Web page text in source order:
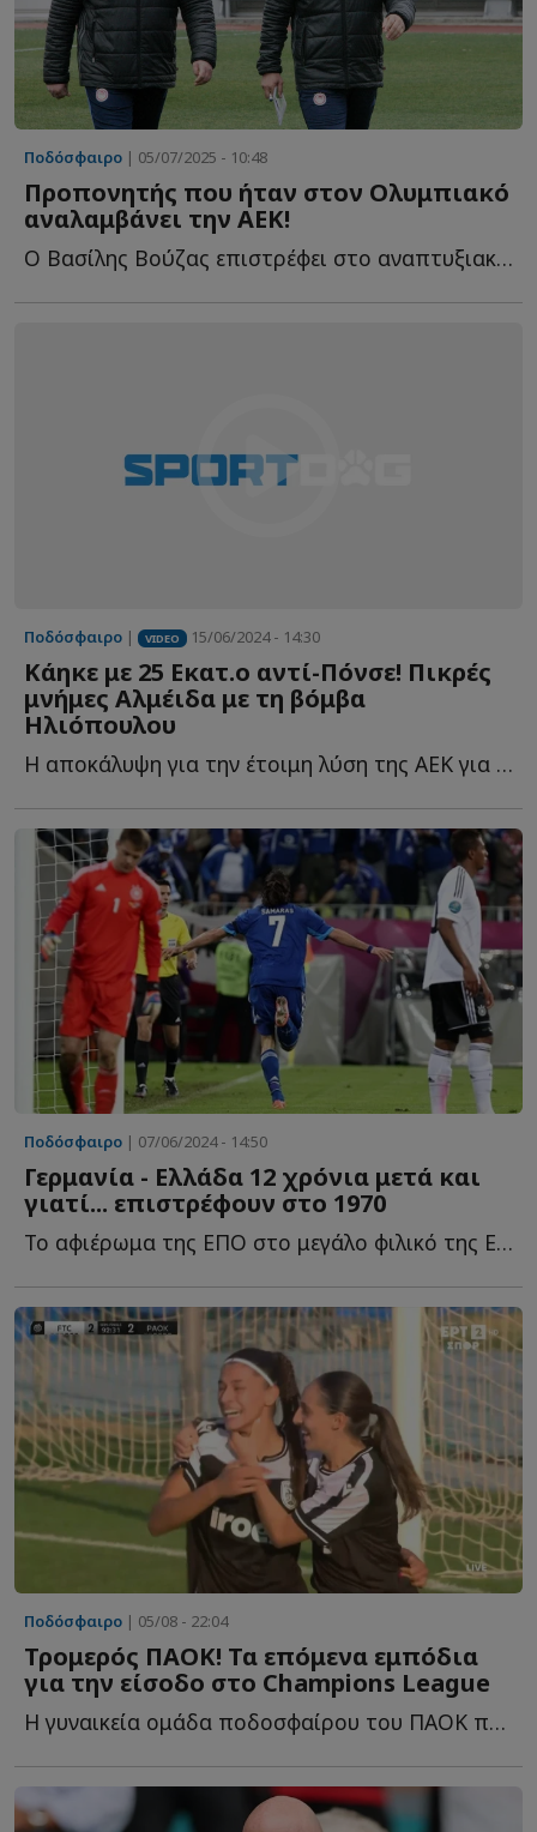
Ποδόσφαιρο | 05/07/2025 - 10:48
Προπονητής που ήταν στον Ολυμπιακό
αναλαμβάνει την ΑΕΚ!
Ο Βασίλης Βούζας επιστρέφει στο αναπτυξιακό ποδόσφαιρο τ...
Ποδόσφαιρο | VIDEO 15/06/2024 - 14:30
Κάηκε με 25 Εκατ.ο αντί-Πόνσε! Πικρές
μνήμες Αλμέιδα με τη βόμβα
Ηλιόπουλου
Η αποκάλυψη για την έτοιμη λύση της ΑΕΚ για τον αντικαταστάτη τ...
Ποδόσφαιρο | 07/06/2024 - 14:50
Γερμανία - Ελλάδα 12 χρόνια μετά και
γιατί... επιστρέφουν στο 1970
Το αφιέρωμα της ΕΠΟ στο μεγάλο φιλικό της Εθνικής Ελλάδας μ...
Ποδόσφαιρο | 05/08 - 22:04
Τρομερός ΠΑΟΚ! Τα επόμενα εμπόδια
για την είσοδο στο Champions League
Η γυναικεία ομάδα ποδοσφαίρου του ΠΑΟΚ προκρίθηκε σ...